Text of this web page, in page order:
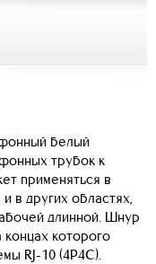
белый
трубок к
применяться в
в других областях,
длинной. Шнур
концах которого
RJ-10 (4P4C).